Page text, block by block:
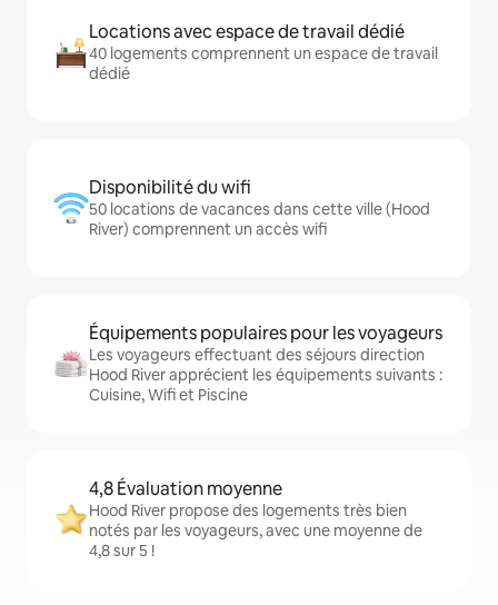
Locations avec espace de travail dédié
40 logements comprennent un espace de travail
dédié
Disponibilité du wifi
50 locations de vacances dans cette ville (Hood
River) comprennent un accès wifi
Équipements populaires pour les voyageurs
Les voyageurs effectuant des séjours direction
Hood River apprécient les équipements suivants :
Cuisine, Wifi et Piscine
4,8 Évaluation moyenne
Hood River propose des logements très bien
notés par les voyageurs, avec une moyenne de
4,8 sur 5 !